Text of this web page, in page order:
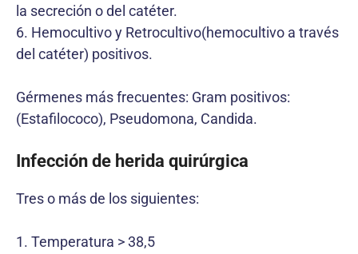
la secreción o del catéter.
6. Hemocultivo y Retrocultivo(hemocultivo a través
del catéter) positivos.
Gérmenes más frecuentes: Gram positivos:
(Estafilococo), Pseudomona, Candida.
Infección de herida quirúrgica
Tres o más de los siguientes:
1. Temperatura > 38,5